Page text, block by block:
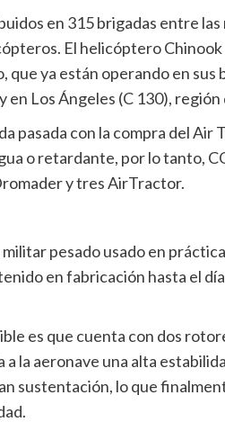
en 315 brigadas entre
El helicóptero Chinook
que ya están operando en sus
Los Ángeles (C 130), región
pasada con la compra del Air
o retardante, por lo tanto,
y tres AirTractor.
pesado usado en
en fabricación hasta el
es que cuenta con dos
la aeronave una alta
sustentación, lo que